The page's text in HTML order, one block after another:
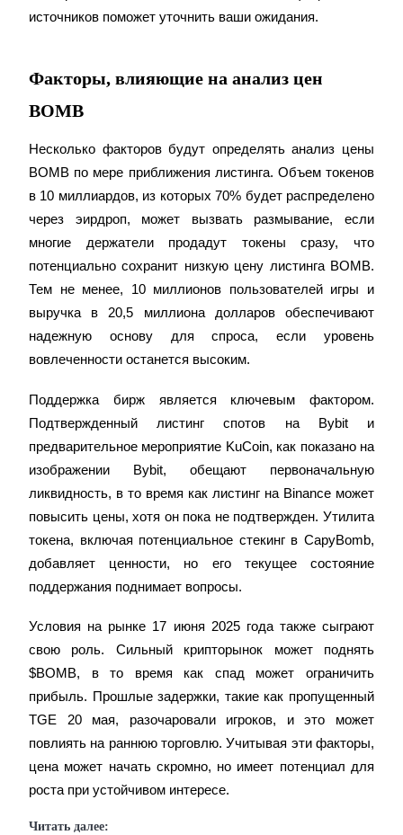
Блокировки BTR
Эксклюзивные инвестиции для владельцев BTR
Кредиты
Сервис заимствований, обеспеченных криптовалютой
Авто Инвест
Изучите стейкинг
Узнайте о пассивном доходе
источников поможет уточнить ваши ожидания.
Факторы, влияющие на анализ цен
BOMB
Несколько факторов будут определять анализ цены
BOMB по мере приближения листинга. Объем токенов
в 10 миллиардов, из которых 70% будет распределено
через эирдроп, может вызвать размывание, если
многие держатели продадут токены сразу, что
потенциально сохранит низкую цену листинга BOMB.
Тем не менее, 10 миллионов пользователей игры и
выручка в 20,5 миллиона долларов обеспечивают
надежную основу для спроса, если уровень
вовлеченности останется высоким.
Поддержка бирж является ключевым фактором.
Подтвержденный листинг спотов на Bybit и
предварительное мероприятие KuCoin, как показано на
изображении Bybit, обещают первоначальную
ликвидность, в то время как листинг на Binance может
повысить цены, хотя он пока не подтвержден. Утилита
токена, включая потенциальное стекинг в CapyBomb,
добавляет ценности, но его текущее состояние
поддержания поднимает вопросы.
Условия на рынке 17 июня 2025 года также сыграют
свою роль. Сильный крипторынок может поднять
$BOMB, в то время как спад может ограничить
прибыль. Прошлые задержки, такие как пропущенный
TGE 20 мая, разочаровали игроков, и это может
повлиять на раннюю торговлю. Учитывая эти факторы,
цена может начать скромно, но имеет потенциал для
роста при устойчивом интересе.
Читать далее: